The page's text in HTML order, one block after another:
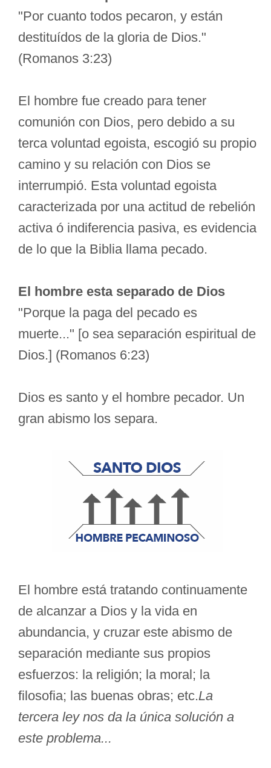
"Por cuanto todos pecaron, y están
destituídos de la gloria de Dios."
(Romanos 3:23)
El hombre fue creado para tener
comunión con Dios, pero debido a su
terca voluntad egoista, escogió su propio
camino y su relación con Dios se
interrumpió. Esta voluntad egoista
caracterizada por una actitud de rebelión
activa ó indiferencia pasiva, es evidencia
de lo que la Biblia llama pecado.
El hombre esta separado de Dios
"Porque la paga del pecado es
muerte..." [o sea separación espiritual de
Dios.] (Romanos 6:23)
Dios es santo y el hombre pecador. Un
gran abismo los separa.
El hombre está tratando continuamente
de alcanzar a Dios y la vida en
abundancia, y cruzar este abismo de
separación mediante sus propios
esfuerzos: la religión; la moral; la
filosofia; las buenas obras; etc.La
tercera ley nos da la única solución a
este problema...